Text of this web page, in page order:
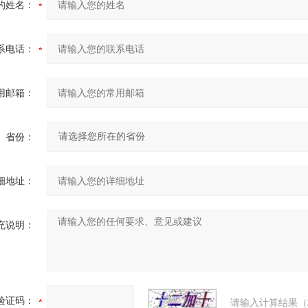
姓名：
电话：
邮箱：
省份：
地址：
说明：
证码： 请输入计算结果